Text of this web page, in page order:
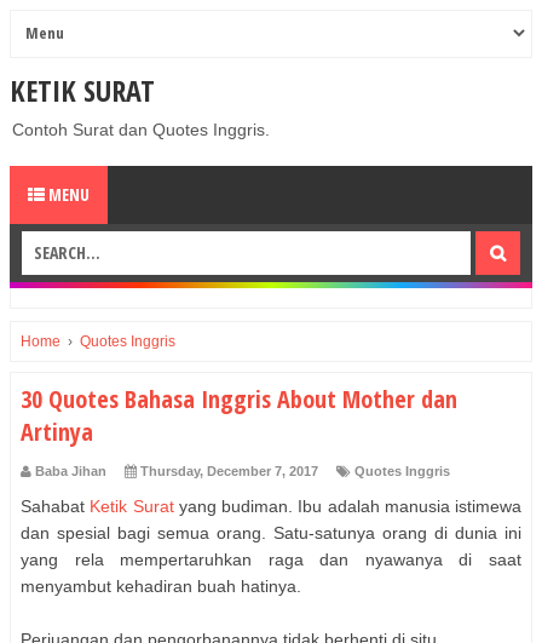
KETIK SURAT
Contoh Surat dan Quotes Inggris.
MENU
Home › Quotes Inggris
30 Quotes Bahasa Inggris About Mother dan
Artinya
Baba Jihan Thursday, December 7, 2017 Quotes Inggris
Sahabat Ketik Suratyang budiman. Ibu adalah manusia istimewa
dan spesial bagi semua orang. Satu-satunya orang di dunia ini
yang rela mempertaruhkan raga dan nyawanya di saat
menyambut kehadiran buah hatinya.